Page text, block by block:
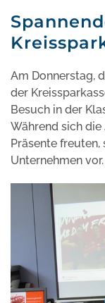
Am Donnerstag,
der
Besuch in der
Während sich
Präsente
Unternehmen vor.